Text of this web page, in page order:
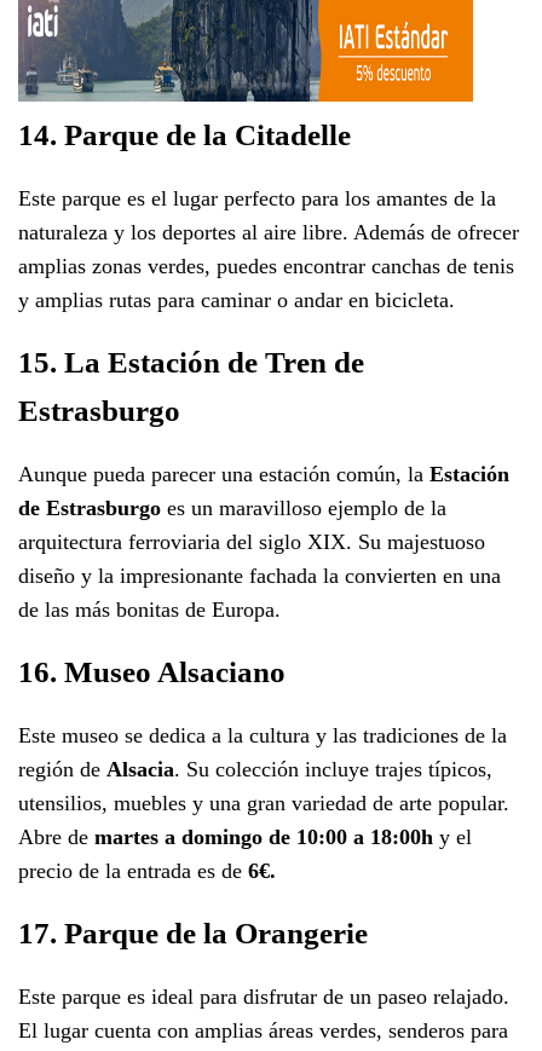
14. Parque de la Citadelle
Este parque es el lugar perfecto para los amantes de la
naturaleza y los deportes al aire libre. Además de ofrecer
amplias zonas verdes, puedes encontrar canchas de tenis
y amplias rutas para caminar o andar en bicicleta.
15. La Estación de Tren de
Estrasburgo
Aunque pueda parecer una estación común, la Estación
de Estrasburgo es un maravilloso ejemplo de la
arquitectura ferroviaria del siglo XIX. Su majestuoso
diseño y la impresionante fachada la convierten en una
de las más bonitas de Europa.
16. Museo Alsaciano
Este museo se dedica a la cultura y las tradiciones de la
región de Alsacia. Su colección incluye trajes típicos,
utensilios, muebles y una gran variedad de arte popular.
Abre de martes a domingo de 10:00 a 18:00h y el
precio de la entrada es de 6€.
17. Parque de la Orangerie
Este parque es ideal para disfrutar de un paseo relajado.
El lugar cuenta con amplias áreas verdes, senderos para